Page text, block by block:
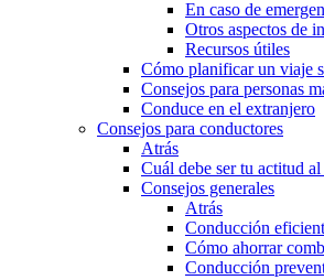
En caso de
Otros aspectos de
Recursos útiles
Cómo planificar un viaje
Consejos para personas
Conduce en el extranjero
Consejos para conductores
Atrás
Cuál debe ser tu actitud
Consejos generales
Atrás
Conducción
Cómo ahorrar
Conducción